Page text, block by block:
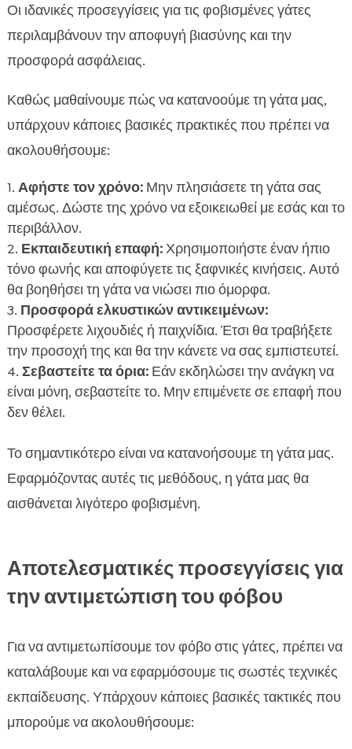
Οι ιδανικές προσεγγίσεις για τις φοβισμένες γάτες
περιλαμβάνουν την αποφυγή βιασύνης και την
προσφορά ασφάλειας.
Καθώς μαθαίνουμε πώς να κατανοούμε τη γάτα μας,
υπάρχουν κάποιες βασικές πρακτικές που πρέπει να
ακολουθήσουμε:
Αφήστε τον χρόνο:Μην πλησιάσετε τη γάτα σας
αμέσως. Δώστε της χρόνο να εξοικειωθεί με εσάς και το
περιβάλλον.
Εκπαιδευτική επαφή:Χρησιμοποιήστε έναν ήπιο
τόνο φωνής και αποφύγετε τις ξαφνικές κινήσεις. Αυτό
θα βοηθήσει τη γάτα να νιώσει πιο όμορφα.
Προσφορά ελκυστικών αντικειμένων:
Προσφέρετε λιχουδιές ή παιχνίδια. Έτσι θα τραβήξετε
την προσοχή της και θα την κάνετε να σας εμπιστευτεί.
Σεβαστείτε τα όρια:Εάν εκδηλώσει την ανάγκη να
είναι μόνη, σεβαστείτε το. Μην επιμένετε σε επαφή που
δεν θέλει.
Το σημαντικότερο είναι να κατανοήσουμε τη γάτα μας.
Εφαρμόζοντας αυτές τις μεθόδους, η γάτα μας θα
αισθάνεται λιγότερο φοβισμένη.
Αποτελεσματικές προσεγγίσεις για
την αντιμετώπιση του φόβου
Για να αντιμετωπίσουμε τον φόβο στις γάτες, πρέπει να
καταλάβουμε και να εφαρμόσουμε τις σωστές τεχνικές
εκπαίδευσης. Υπάρχουν κάποιες βασικές τακτικές που
μπορούμε να ακολουθήσουμε: